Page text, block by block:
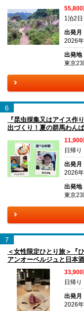
55,800
1泊2日
出発月
2026
出発地
東京23
6
『昆虫採集又はアイス作
出づくり！夏の群馬わん
11,900
日帰り
出発月
2026
出発地
東京23
7
＜女性限定ひとり旅＞『
アンオーベルジュと日本
33,900
日帰り
出発月
2026